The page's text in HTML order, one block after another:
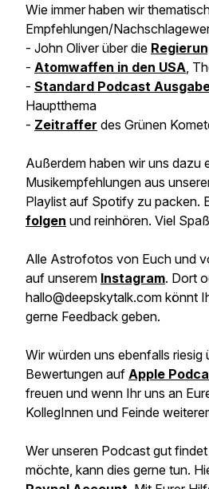
Wie immer haben wir
Empfehlungen/
- John Oliver über die
- Atomwaffen in den USA,
- Standard Podcast
Hauptthema
- Zeitraffer des Grünen
Außerdem haben wir uns dazu
Musikempfehlungen aus
Playlist auf Spotify zu packen.
folgen und reinhören. Viel
Alle Astrofotos von Euch und
auf unserem Instagram. Dort
hallo@deepskytalk.com könnt
gerne Feedback geben.
Wir würden uns ebenfalls riesig
Bewertungen auf Apple
freuen und wenn Ihr uns an
KollegInnen und Feinde
Wer unseren Podcast gut
möchte, kann dies gerne tun.